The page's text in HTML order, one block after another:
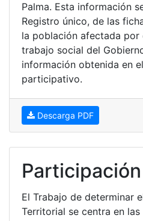
Palma. Esta información
Registro único, de las
la población afectada
trabajo social del
información obtenida en
participativo.
Descarga PDF
El Trabajo de determinar
Territorial se centra en